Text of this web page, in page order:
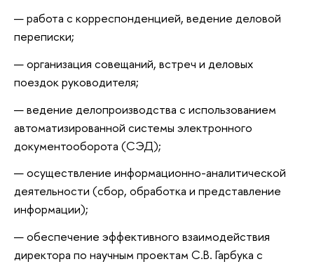
работа с корреспонденцией, ведение деловой
переписки;
организация совещаний, встреч и деловых
поездок руководителя;
ведение делопроизводства с использованием
автоматизированной системы электронного
документооборота (СЭД);
осуществление информационно-аналитической
деятельности (сбор, обработка и представление
информации);
обеспечение эффективного взаимодействия
директора по научным проектам С.В. Гарбука с